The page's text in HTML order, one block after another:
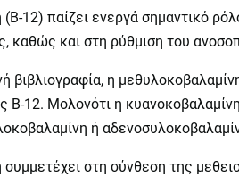
12) παίζει ενεργά σημαντικό
καθώς και στη ρύθμιση του
βιβλιογραφία, η
Β-12. Μολονότι η
ή
στη σύνθεση της